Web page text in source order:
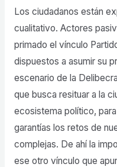
Los ciudadanos están
cualitativo. Actores
primado el vínculo
dispuestos a asumir su
escenario de la
que busca resituar a la
ecosistema político,
garantías los retos de
complejas. De ahí la
ese otro vínculo que